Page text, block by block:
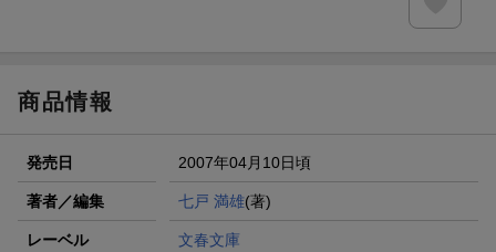
エントリー＆条件達成で『鬼滅の刃』オリジナルきんちゃく
商品情報
発売日 2007年04月10日頃
著者／編集 七戸 満雄(著)
レーベル 文春文庫